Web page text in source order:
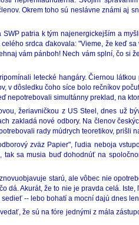
Okrem toho sú neslávne známi aj
patria k tým najenergickejším a
srdca ďakovala: "Vieme, že keď
vám pánboh! Nech vám splní, čo si
letecké hangáry. Čiernou
v dôsledku čoho síce bolo rečníkov
nepotrebovali simultánny preklad, na
žeriavničkou z US Steel, dnes už
zakladá nové odbory. Na členov
rady múdrych teoretikov, prišli
zväz Papier", ľudia neboja
sa musia buď dohodnúť na
starú, ale vôbec nie
Akurát, že to nie je pravda celá.
-- lebo bohatí a mocní dajú dnes
že sú na fóre jednými z mála